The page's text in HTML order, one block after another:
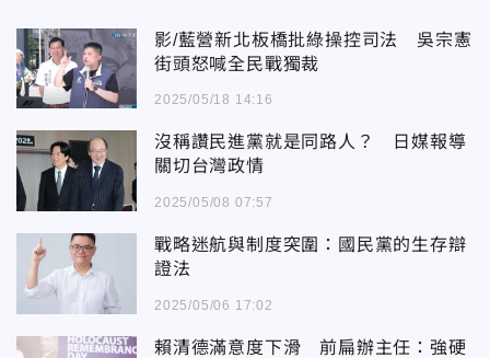
影/藍營新北板橋批綠操控司法 吳宗憲
街頭怒喊全民戰獨裁
2025/05/18 14:16
沒稱讚民進黨就是同路人？ 日媒報導
關切台灣政情
2025/05/08 07:57
戰略迷航與制度突圍：國民黨的生存辯
證法
2025/05/06 17:02
賴清德滿意度下滑 前扁辦主任：強硬